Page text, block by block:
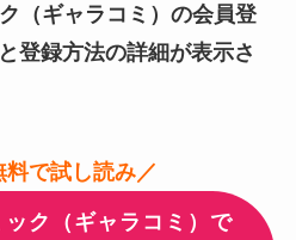
（ギャラコミ）の会員登
登録方法の詳細が表示さ
料で試し読み／
ク（ギャラコミ）で